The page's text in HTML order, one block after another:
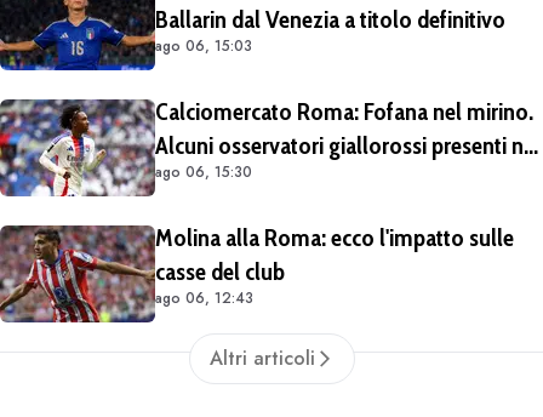
Ballarin dal Venezia a titolo definitivo
ago 06, 15:03
Calciomercato Roma: Fofana nel mirino.
Alcuni osservatori giallorossi presenti nel
match di Champions con il Lione
ago 06, 15:30
Molina alla Roma: ecco l'impatto sulle
casse del club
ago 06, 12:43
Altri articoli